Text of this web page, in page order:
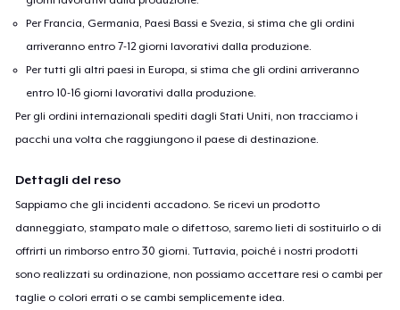
Per Francia, Germania, Paesi Bassi e Svezia, si stima che gli ordini
arriveranno entro 7-12 giorni lavorativi dalla produzione.
Per tutti gli altri paesi in Europa, si stima che gli ordini arriveranno
entro 10-16 giorni lavorativi dalla produzione.
Per gli ordini internazionali spediti dagli Stati Uniti, non tracciamo i
pacchi una volta che raggiungono il paese di destinazione.
Dettagli del reso
Sappiamo che gli incidenti accadono. Se ricevi un prodotto
danneggiato, stampato male o difettoso, saremo lieti di sostituirlo o di
offrirti un rimborso entro 30 giorni. Tuttavia, poiché i nostri prodotti
sono realizzati su ordinazione, non possiamo accettare resi o cambi per
taglie o colori errati o se cambi semplicemente idea.